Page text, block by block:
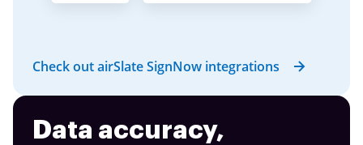
Check out airSlate SignNow integrations
Data accuracy,